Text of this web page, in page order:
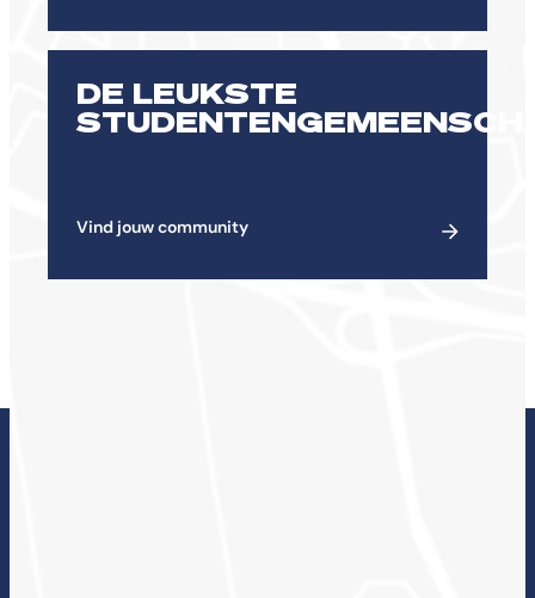
DE LEUKSTE
Vind jouw community